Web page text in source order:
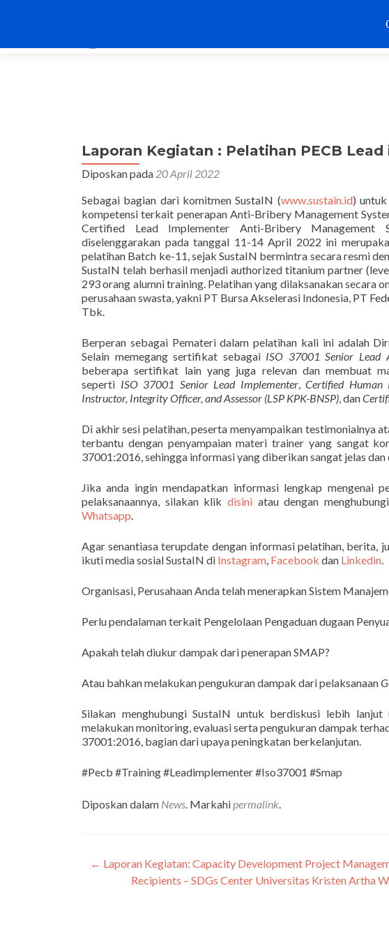
Laporan Kegiatan : Pelatihan PECB
Diposkan pada 20 April 2022
Sebagai bagian dari komitmen SustaIN (www.sustain.id) untuk
kompetensi terkait penerapan Anti-Bribery Management
Certified Lead Implementer Anti-Bribery Management
diselenggarakan pada tanggal 11-14 April 2022 ini
pelatihan Batch ke-11, sejak SustaIN bermintra secara resmi
SustaIN telah berhasil menjadi authorized titanium partner
293 orang alumni training. Pelatihan yang dilaksanakan secara
perusahaan swasta, yakni PT Bursa Akselerasi Indonesia, PT
Tbk.
Berperan sebagai Pemateri dalam pelatihan kali ini adalah
Selain memegang sertifikat sebagai ISO 37001 Senior Lead
beberapa sertifikat lain yang juga relevan dan membuat
seperti ISO 37001 Senior Lead Implementer,Certified Human
Instructor, Integrity Officer, and Assessor (LSP KPK-BNSP), dan
Di akhir sesi pelatihan, peserta menyampaikan testimonialnya
terbantu dengan penyampaian materi trainer yang sangat
37001:2016, sehingga informasi yang diberikan sangat jelas
Jika anda ingin mendapatkan informasi lengkap mengenai
pelaksanaannya, silakan klik disini atau dengan
Whatsapp.
Agar senantiasa terupdate dengan informasi pelatihan, berita,
ikuti media sosial SustaIN di Instagram, Facebook dan Linkedin.
Organisasi, Perusahaan Anda telah menerapkan Sistem
Perlu pendalaman terkait Pengelolaan Pengaduan dugaan
Apakah telah diukur dampak dari penerapan SMAP?
Atau bahkan melakukan pengukuran dampak dari pelaksanaan
Silakan menghubungi SustaIN untuk berdiskusi lebih
melakukan monitoring, evaluasi serta pengukuran dampak
37001:2016, bagian dari upaya peningkatan berkelanjutan.
#Pecb #Training #Leadimplementer #Iso37001 #Smap
Diposkan dalam News. Markahipermalink.
Navigasi
← Laporan Kegiatan: Capacity Development Project
Recipients – SDGs Center Universitas Kristen Artha